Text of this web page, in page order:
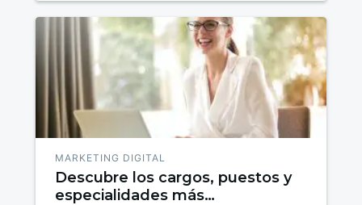
MARKETING DIGITAL
Descubre los cargos, puestos y
especialidades más